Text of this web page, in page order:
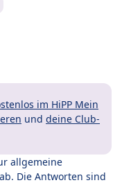
im HiPP Mein
und deine Club-
allgemeine
Die Antworten sind